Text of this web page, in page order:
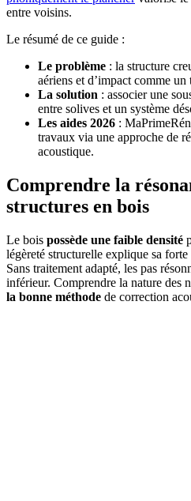
entre voisins.
Le résumé de ce guide :
Le problème : la structure
aériens et d’impact comme un
La solution : associer une
entre solives et un système
Les aides 2026 :
travaux via une approche de
acoustique.
Comprendre la
structures en bois
Le bois possède une faible densité
légèreté structurelle explique sa
Sans traitement adapté, les pas
inférieur. Comprendre la nature des
la bonne méthode de correction